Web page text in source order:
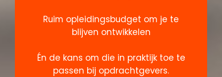
Ruim opleidingsbudget om je te
blijven ontwikkelen
Én de kans om die in praktijk toe te
passen bij opdrachtgevers.